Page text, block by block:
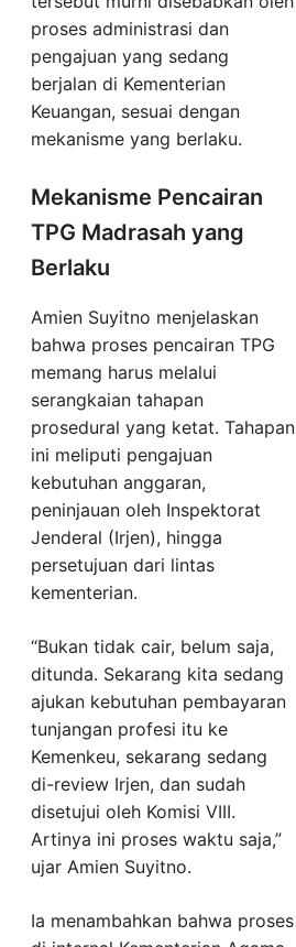
proses administrasi dan
pengajuan yang sedang
berjalan di Kementerian
Keuangan, sesuai dengan
mekanisme yang berlaku.
Mekanisme Pencairan
TPG Madrasah yang
Berlaku
Amien Suyitno menjelaskan
bahwa proses pencairan TPG
memang harus melalui
serangkaian tahapan
prosedural yang ketat. Tahapan
ini meliputi pengajuan
kebutuhan anggaran,
peninjauan oleh Inspektorat
Jenderal (Irjen), hingga
persetujuan dari lintas
kementerian.
“Bukan tidak cair, belum saja,
ditunda. Sekarang kita sedang
ajukan kebutuhan pembayaran
tunjangan profesi itu ke
Kemenkeu, sekarang sedang
di-review Irjen, dan sudah
disetujui oleh Komisi VIII.
Artinya ini proses waktu saja,”
ujar Amien Suyitno.
Ia menambahkan bahwa proses